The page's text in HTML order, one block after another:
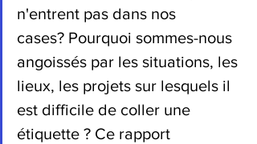
n'entrent pas dans nos
cases? Pourquoi sommes-nous
angoissés par les situations, les
lieux, les projets sur lesquels il
est difficile de coller une
étiquette ? Ce rapport